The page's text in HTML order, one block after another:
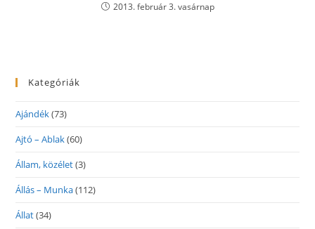
2013. február 3. vasárnap
Kategóriák
Ajándék(73)
Ajtó – Ablak(60)
Állam, közélet(3)
Állás – Munka(112)
Állat(34)